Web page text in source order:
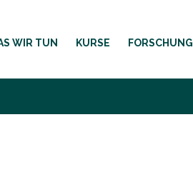
WIR TUN KURSE FORSCHUNG